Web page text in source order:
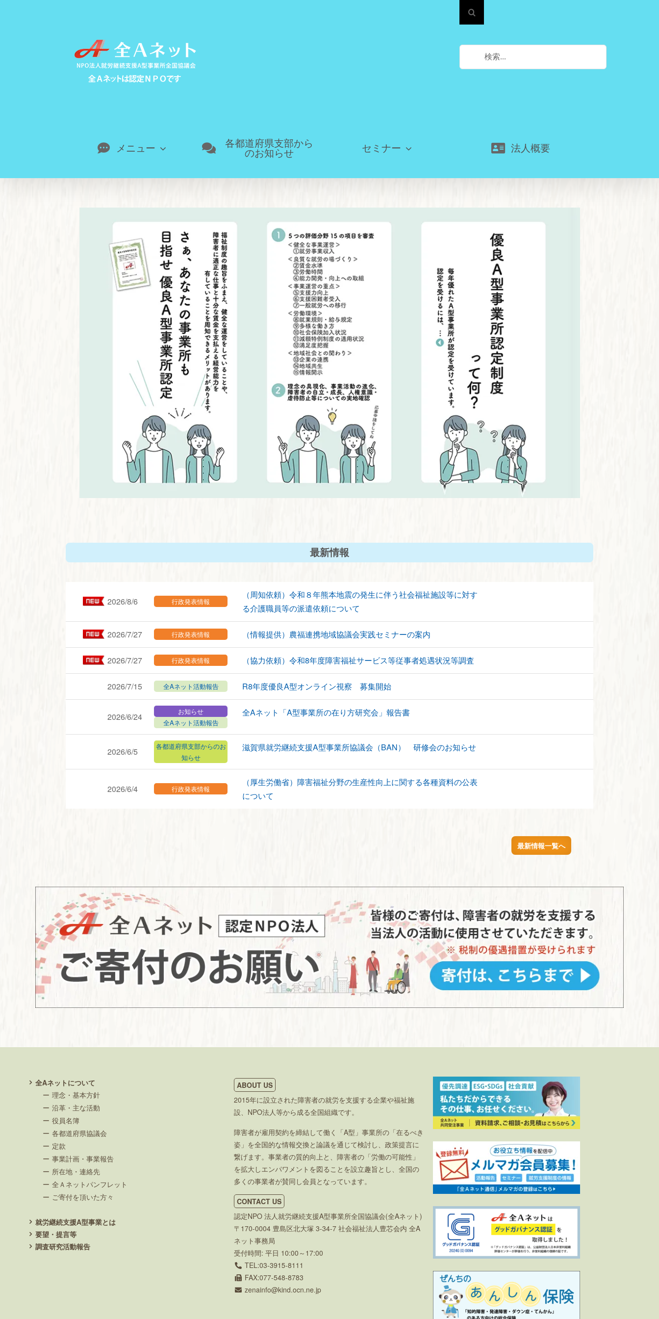
検
索
メニュー
各都道府県支部から
のお知らせ
セミナー 法人概要
最新情報
2026/8/6 行政発表情報
（周知依頼）令和８年熊本地震の発生に伴う社会福祉施設等に対す
る介護職員等の派遣依頼について
2026/7/27 行政発表情報 （情報提供）農福連携地域協議会実践セミナーの案内
2026/7/27 行政発表情報 （協力依頼）令和8年度障害福祉サービス等従事者処遇状況等調査
2026/7/15 全Aネット活動報告 R8年度優良A型オンライン視察 募集開始
2026/6/24
お知らせ
全Aネット活動報告
全Aネット「A型事業所の在り方研究会」報告書
2026/6/5
各都道府県支部からのお
知らせ
滋賀県就労継続支援A型事業所協議会（BAN） 研修会のお知らせ
2026/6/4 行政発表情報
（厚生労働省）障害福祉分野の生産性向上に関する各種資料の公表
について
最新情報一覧へ
全Aネットについて
理念・基本方針
沿革・主な活動
役員名簿
各都道府県協議会
定款
事業計画・事業報告
所在地・連絡先
全Ａネットパンフレット
ご寄付を頂いた方々
就労継続支援A型事業とは
要望・提言等
調査研究活動報告
ABOUT US
2015年に設立された障害者の就労を支援する企業や福祉施
設、NPO法人等から成る全国組織です。
障害者が雇用契約を締結して働く「A型」事業所の「在るべき
姿」を全国的な情報交換と論議を通じて検討し、政策提言に
繋げます。事業者の質的向上と、障害者の「労働の可能性」
を拡大しエンパワメントを図ることを設立趣旨とし、全国の
多くの事業者が賛同し会員となっています。
CONTACT US
認定NPO 法人就労継続支援A型事業所全国協議会(全Aネット)
〒170-0004 豊島区北大塚 3-34-7 社会福祉法人豊芯会内 全A
ネット事務局
受付時間: 平日 10:00～17:00
TEL:03-3915-8111
FAX:077-548-8783
zenainfo
kind.ocn.ne.jp